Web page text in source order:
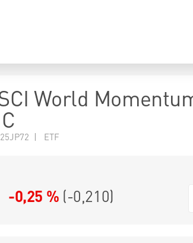
World
| ETF
-0,25 % (-0,210)